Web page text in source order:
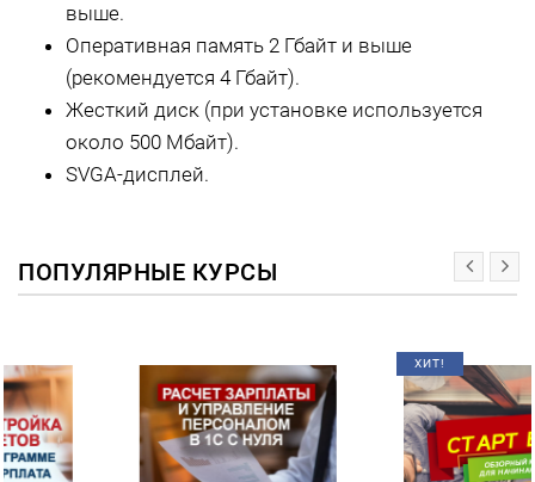
выше.
Оперативная память 2 Гбайт и выше
(рекомендуется 4 Гбайт).
Жесткий диск (при установке используется
около 500 Мбайт).
SVGA-дисплей.
ПОПУЛЯРНЫЕ КУРСЫ
ХИТ!